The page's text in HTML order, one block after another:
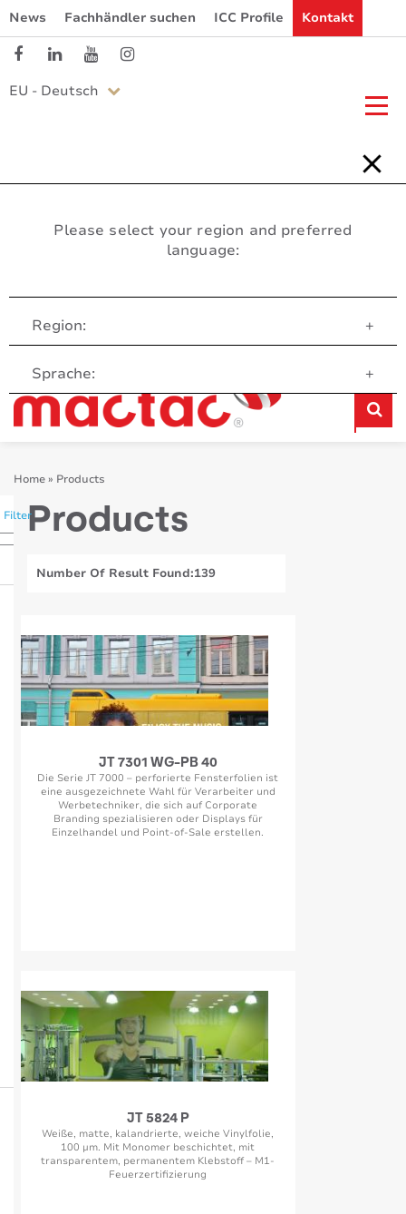
News Fachhändler suchen ICC Profile Kontakt
EU - Deutsch
Please select your region and preferred
language:
Region: +
Sprache: +
Customer Service
Home» Products
FilterProducts
Number Of Result Found:139
JT 7301 WG-PB 40
Die Serie JT 7000 – perforierte Fensterfolien ist
eine ausgezeichnete Wahl für Verarbeiter und
Werbetechniker, die sich auf Corporate
Branding spezialisieren oder Displays für
Einzelhandel und Point-of-Sale erstellen.
JT 5824 P
Weiße, matte, kalandrierte, weiche Vinylfolie,
100 µm. Mit Monomer beschichtet, mit
transparentem, permanentem Klebstoff – M1-
Feuerzertifizierung